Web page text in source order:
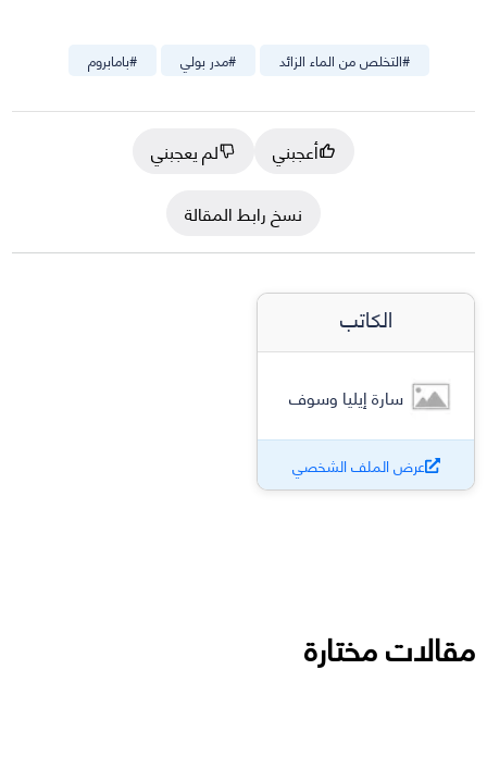
#بامابروم #مدر بولي #التخلص من الماء الزائد
أعجبني
لم يعجبني
نسخ رابط المقالة
الكاتب
سارة إيليا وسوف
عرض الملف الشخصي
مقالات مختارة